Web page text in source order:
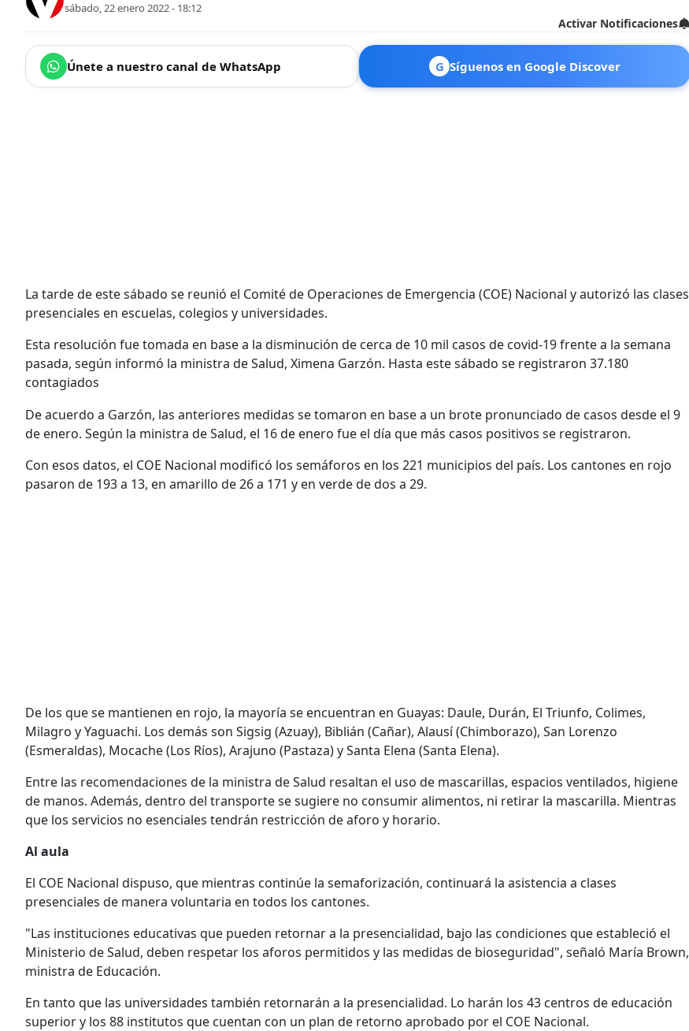
sábado, 22 enero 2022 - 18:12
Activar Notificaciones
Únete a nuestro canal de WhatsApp G Síguenos en Google Discover
La tarde de este sábado se reunió el Comité de Operaciones de Emergencia (COE) Nacional y autorizó las clases
presenciales en escuelas, colegios y universidades.
Esta resolución fue tomada en base a la disminución de cerca de 10 mil casos de covid-19 frente a la semana
pasada, según informó la ministra de Salud, Ximena Garzón. Hasta este sábado se registraron 37.180
contagiados
De acuerdo a Garzón, las anteriores medidas se tomaron en base a un brote pronunciado de casos desde el 9
de enero. Según la ministra de Salud, el 16 de enero fue el día que más casos positivos se registraron.
Con esos datos, el COE Nacional modificó los semáforos en los 221 municipios del país. Los cantones en rojo
pasaron de 193 a 13, en amarillo de 26 a 171 y en verde de dos a 29.
De los que se mantienen en rojo, la mayoría se encuentran en Guayas: Daule, Durán, El Triunfo, Colimes,
Milagro y Yaguachi. Los demás son Sigsig (Azuay), Biblián (Cañar), Alausí (Chimborazo), San Lorenzo
(Esmeraldas), Mocache (Los Ríos), Arajuno (Pastaza) y Santa Elena (Santa Elena).
Entre las recomendaciones de la ministra de Salud resaltan el uso de mascarillas, espacios ventilados, higiene
de manos. Además, dentro del transporte se sugiere no consumir alimentos, ni retirar la mascarilla. Mientras
que los servicios no esenciales tendrán restricción de aforo y horario.
Al aula
El COE Nacional dispuso, que mientras continúe la semaforización, continuará la asistencia a clases
presenciales de manera voluntaria en todos los cantones.
"Las instituciones educativas que pueden retornar a la presencialidad, bajo las condiciones que estableció el
Ministerio de Salud, deben respetar los aforos permitidos y las medidas de bioseguridad", señaló María Brown,
ministra de Educación.
En tanto que las universidades también retornarán a la presencialidad. Lo harán los 43 centros de educación
superior y los 88 institutos que cuentan con un plan de retorno aprobado por el COE Nacional.